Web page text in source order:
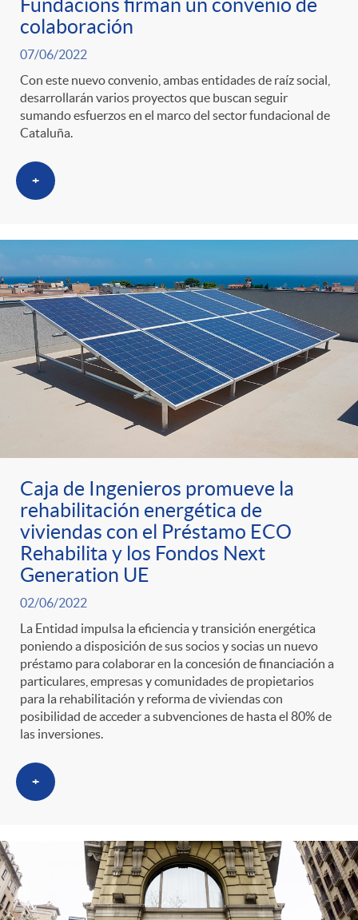
Fundacions firman un convenio de
colaboración
07/06/2022
Con este nuevo convenio, ambas entidades de raíz social,
desarrollarán varios proyectos que buscan seguir
sumando esfuerzos en el marco del sector fundacional de
Cataluña.
+
Caja de Ingenieros promueve la
rehabilitación energética de
viviendas con el Préstamo ECO
Rehabilita y los Fondos Next
Generation UE
02/06/2022
La Entidad impulsa la eficiencia y transición energética
poniendo a disposición de sus socios y socias un nuevo
préstamo para colaborar en la concesión de financiación a
particulares, empresas y comunidades de propietarios
para la rehabilitación y reforma de viviendas con
posibilidad de acceder a subvenciones de hasta el 80% de
las inversiones.
+